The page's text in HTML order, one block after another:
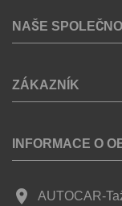
NAŠE
ZÁKAZNÍK
INFORMACE O
place AUTOCAR-